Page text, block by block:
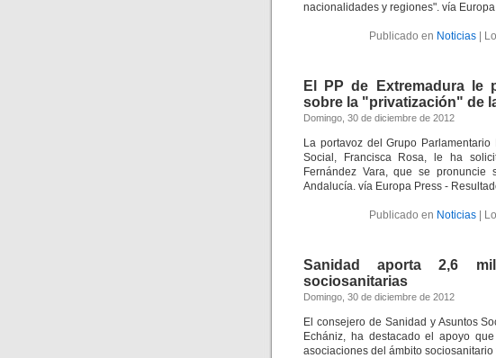
nacionalidades y regiones". vía
Publicado en Noticias|
El PP de Extremadura le
sobre la "privatización" de
Domingo, 30 de diciembre de 2012
La portavoz del Grupo
Social, Francisca Rosa, le ha
Fernández Vara, que se
Andalucía. vía Europa Press -
Publicado en Noticias|
Sanidad aporta 2,6
sociosanitarias
Domingo, 30 de diciembre de 2012
El consejero de Sanidad y Asuntos
Echániz, ha destacado el apoyo
asociaciones del ámbito